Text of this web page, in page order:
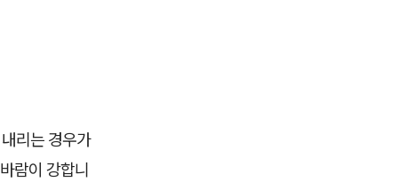
리는 경우가
람이 강합니